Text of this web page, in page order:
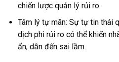
chiến lược quản lý rủi ro.
Tâm lý tự mãn: Sự tự tin thái
dịch phi rủi ro có thể khiến
ẩn, dẫn đến sai lầm.